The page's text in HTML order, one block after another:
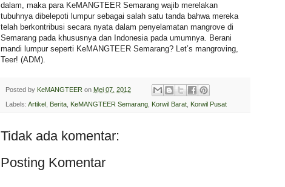
dalam, maka para KeMANGTEER Semarang wajib merelakan
tubuhnya dibelepoti lumpur sebagai salah satu tanda bahwa mereka
telah berkontribusi secara nyata dalam penyelamatan mangrove di
Semarang pada khususnya dan Indonesia pada umumnya. Berani
mandi lumpur seperti KeMANGTEER Semarang? Let’s mangroving,
Teer! (ADM).
Posted by KeMANGTEER on Mei 07, 2012
Labels: Artikel Berita KeMANGTEER Semarang Korwil Barat Korwil Pusat
Tidak ada komentar:
Posting Komentar